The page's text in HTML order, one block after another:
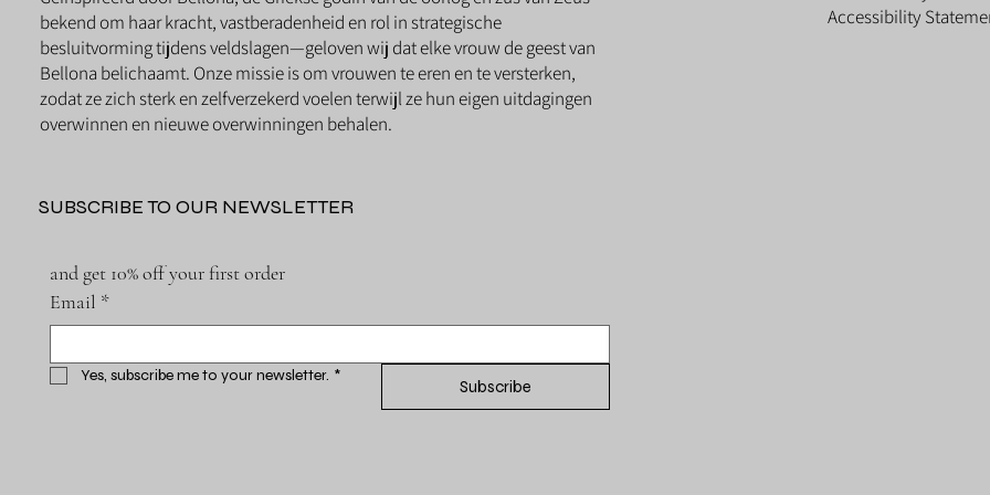
bekend om haar kracht, vastberadenheid en rol in strategische
besluitvorming tijdens veldslagen—geloven wij dat elke vrouw de geest van
Bellona belichaamt. Onze missie is om vrouwen te eren en te versterken,
zodat ze zich sterk en zelfverzekerd voelen terwijl ze hun eigen uitdagingen
overwinnen en nieuwe overwinningen behalen.
SUBSCRIBE TO OUR NEWSLETTER
and get 10% off your first order
Email *
Yes, subscribe me to your newsletter. *
Subscribe
Accessibility